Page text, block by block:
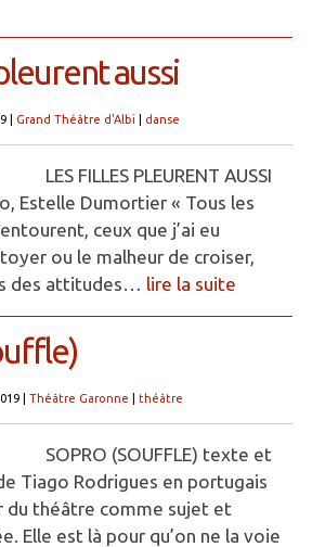
aussi
Grand Théâtre d'Albi danse
LES FILLES PLEURENT AUSSI
Estelle Dumortier « Tous les
ceux que j’ai eu
ou le malheur de croiser,
des attitudes… lire la suite
Théâtre Garonne théâtre
SOPRO (SOUFFLE) texte et
Tiago Rodrigues en portugais
du théâtre comme sujet et
Elle est là pour qu’on ne la voie